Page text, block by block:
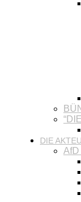
DIE
AfD